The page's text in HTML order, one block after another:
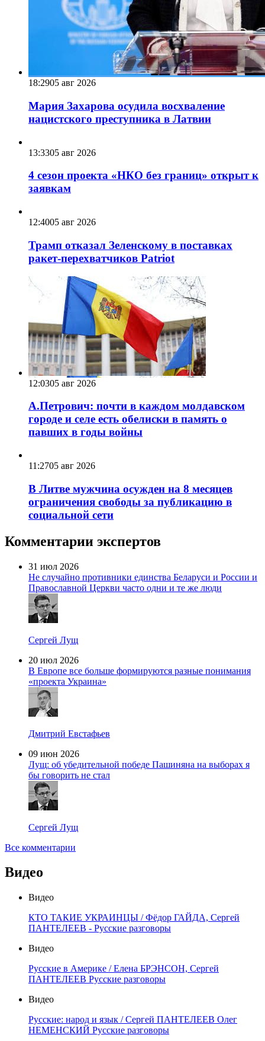
18:2905 авг 2026
Мария Захарова осудила восхваление
нацистского преступника в Латвии
13:3305 авг 2026
4 сезон проекта «НКО без границ» открыт к
заявкам
12:4005 авг 2026
Трамп отказал Зеленскому в поставках
ракет-перехватчиков Patriot
12:0305 авг 2026
А.Петрович: почти в каждом молдавском
городе и селе есть обелиски в память о
павших в годы войны
11:2705 авг 2026
В Литве мужчина осужден на 8 месяцев
ограничения свободы за публикацию в
социальной сети
Комментарии экспертов
31 июл 2026
Не случайно противники единства Беларуси и России и
Православной Церкви часто одни и те же люди
Сергей Лущ
20 июл 2026
В Европе все больше формируются разные понимания
«проекта Украина»
Дмитрий Евстафьев
09 июн 2026
Лущ: об убедительной победе Пашиняна на выборах я
бы говорить не стал
Сергей Лущ
Все комментарии
Видео
Видео
КТО ТАКИЕ УКРАИНЦЫ / Фёдор ГАЙДА, Сергей
ПАНТЕЛЕЕВ - Русские разговоры
Видео
Русские в Америке / Елена БРЭНСОН, Сергей
ПАНТЕЛЕЕВ Русские разговоры
Видео
Русские: народ и язык / Сергей ПАНТЕЛЕЕВ Олег
НЕМЕНСКИЙ Русские разговоры